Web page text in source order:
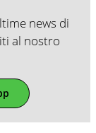
news di
al nostro